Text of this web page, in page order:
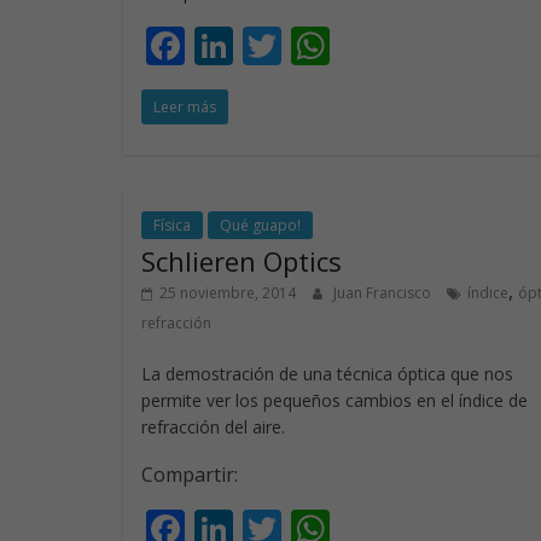
F
ac
e
o
o
k
Li
dI
n
T
p
Leer más
Física Qué guapo!
Schlieren Optics
25 noviembre, 2014 Juan Francisco índice,
refracción
La demostración de una técnica óptica que nos
permite ver los pequeños cambios en el índice de
refracción del aire.
Compartir:
F Li T